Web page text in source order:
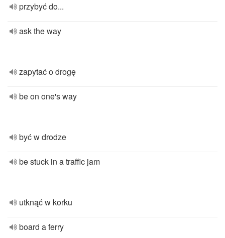
przybyć do...
ask the way
zapytać o drogę
be on one's way
być w drodze
be stuck in a traffic jam
utknąć w korku
board a ferry